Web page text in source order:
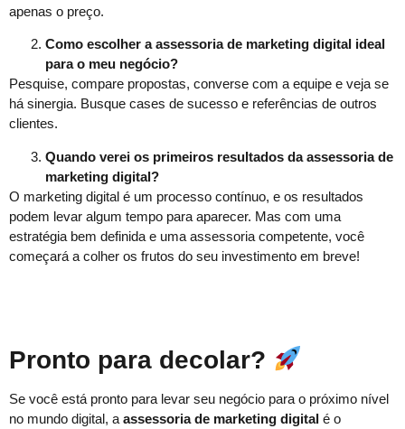
apenas o preço.
Como escolher a assessoria de marketing digital ideal
para o meu negócio?
Pesquise, compare propostas, converse com a equipe e veja se
há sinergia. Busque cases de sucesso e referências de outros
clientes.
Quando verei os primeiros resultados da assessoria de
marketing digital?
O marketing digital é um processo contínuo, e os resultados
podem levar algum tempo para aparecer. Mas com uma
estratégia bem definida e uma assessoria competente, você
começará a colher os frutos do seu investimento em breve!
Pronto para decolar?
Se você está pronto para levar seu negócio para o próximo nível
no mundo digital, a assessoria de marketing digital é o